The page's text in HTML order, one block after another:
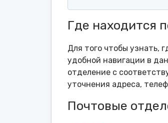
Где находится
Для того чтобы узнать,
удобной навигации в
отделение с
уточнения адреса,
Почтовые